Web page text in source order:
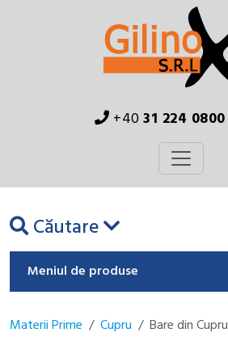
+4031 224 0800
Căutare
Meniul de produse
Materii Prime Cupru Bare din Cupru